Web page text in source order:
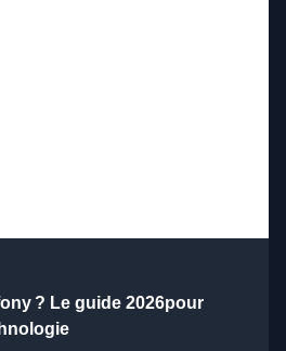
? Le guide 2026pour